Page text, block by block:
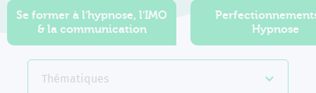
Se former à l'hypnose, l'IMO
& la communication
Hypnose
Thématiques